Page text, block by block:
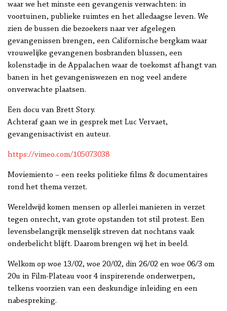
waar we het minste een gevangenis verwachten: in
voortuinen, publieke ruimtes en het alledaagse leven. We
zien de bussen die bezoekers naar ver afgelegen
gevangenissen brengen, een Californische bergkam waar
vrouwelijke gevangenen bosbranden blussen, een
kolenstadje in de Appalachen waar de toekomst afhangt van
banen in het gevangeniswezen en nog veel andere
onverwachte plaatsen.
Een docu van Brett Story.
Achteraf gaan we in gesprek met Luc Vervaet,
gevangenisactivist en auteur.
https://vimeo.com/105073038
Moviemiento – een reeks politieke films & documentaires
rond het thema verzet.
Wereldwijd komen mensen op allerlei manieren in verzet
tegen onrecht, van grote opstanden tot stil protest. Een
levensbelangrijk menselijk streven dat nochtans vaak
onderbelicht blijft. Daarom brengen wij het in beeld.
Welkom op woe 13/02, woe 20/02, din 26/02 en woe 06/3 om
20u in Film-Plateau voor 4 inspirerende onderwerpen,
telkens voorzien van een deskundige inleiding en een
nabespreking.